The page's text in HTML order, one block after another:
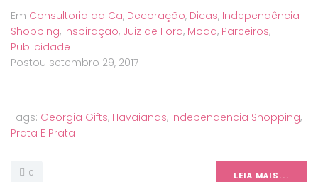
Em Consultoria da Ca, Decoração, Dicas, Independência
Shopping, Inspiração, Juiz de Fora, Moda, Parceiros,
Publicidade
Postou setembro 29, 2017
Tags: Georgia Gifts, Havaianas, Independencia Shopping,
Prata E Prata
0 LEIA MAIS...